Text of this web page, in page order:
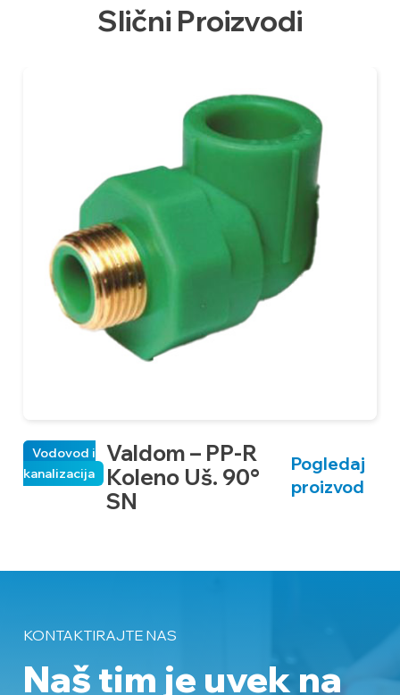
Slični Proizvodi
Valdom – PP-R
Koleno Uš. 90°
SN
Vodovod i
kanalizacija
Pogledaj
proizvod
KONTAKTIRAJTE NAS
Naš tim je uvek na